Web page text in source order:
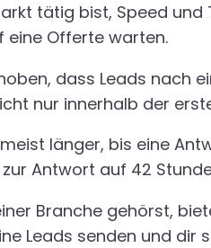
tätig bist, Speed
eine Offerte warten.
dass Leads nach
nur innerhalb der
länger, bis eine
Antwort auf 42
Branche gehörst,
Leads senden und